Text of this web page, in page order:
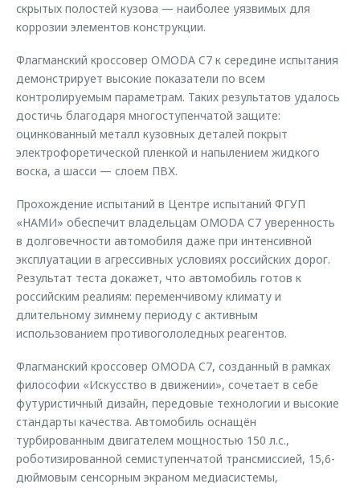
скрытых полостей кузова — наиболее уязвимых для
коррозии элементов конструкции.
Флагманский кроссовер OMODA C7 к середине испытания
демонстрирует высокие показатели по всем
контролируемым параметрам. Таких результатов удалось
достичь благодаря многоступенчатой защите:
оцинкованный металл кузовных деталей покрыт
электрофоретической пленкой и напылением жидкого
воска, а шасси — слоем ПВХ.
Прохождение испытаний в Центре испытаний ФГУП
«НАМИ» обеспечит владельцам OMODA C7 уверенность
в долговечности автомобиля даже при интенсивной
эксплуатации в агрессивных условиях российских дорог.
Результат теста докажет, что автомобиль готов к
российским реалиям: переменчивому климату и
длительному зимнему периоду с активным
использованием противогололедных реагентов.
Флагманский кроссовер OMODA C7, созданный в рамках
философии «Искусство в движении», сочетает в себе
футуристичный дизайн, передовые технологии и высокие
стандарты качества. Автомобиль оснащён
турбированным двигателем мощностью 150 л.с.,
роботизированной семиступенчатой трансмиссией, 15,6-
дюймовым сенсорным экраном медиасистемы,